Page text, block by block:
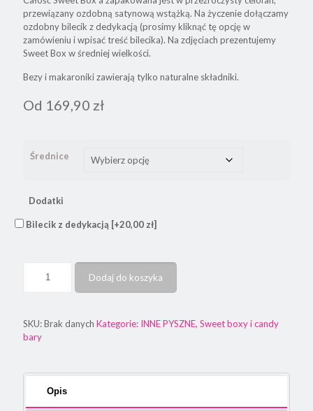
przewiązany ozdobną satynową wstążką. Na życzenie dołączamy
ozdobny bilecik z dedykacją (prosimy kliknąć tę opcję w
zamówieniu i wpisać treść bilecika). Na zdjęciach prezentujemy
Sweet Box w średniej wielkości.
Bezy i makaroniki zawierają tylko naturalne składniki.
Od 169,90 zł
Średnice
Dodatki
Bilecik z dedykacją [+20,00 zł]
Dodaj do koszyka
SKU:Brak danych Kategorie: INNE PYSZNE, Sweet boxy i candy
bary
Opis